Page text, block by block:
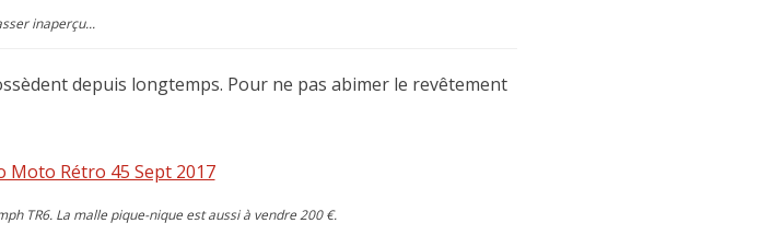
inaperçu...
depuis longtemps. Pour ne pas abimer le revêtement
TR6. La malle pique-nique est aussi à vendre 200 €.